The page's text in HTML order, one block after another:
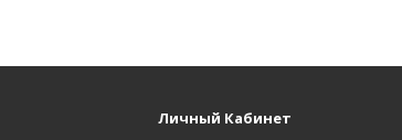
Личный Кабинет